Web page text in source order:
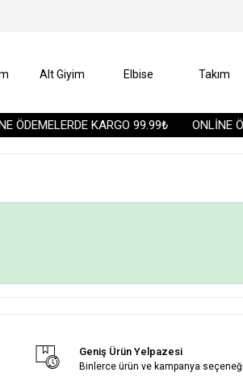
ÖDEMELERDE KARGO 99.99₺ ONLİNE
Alt Giyim Elbise Takım
Geniş Ürün Yelpazesi
Binlerce ürün ve kampanya seçeneği